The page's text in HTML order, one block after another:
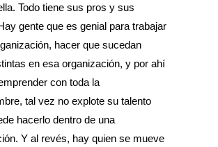
Todo tiene sus pros y sus
gente que es genial para trabajar
hacer que sucedan
en esa organización, y por ahí
con toda la
tal vez no explote su talento
hacerlo dentro de una
Y al revés, hay quien se mueve